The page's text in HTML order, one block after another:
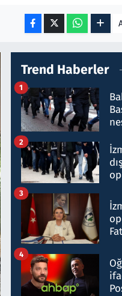
Trend Haberler
1
2
3
4